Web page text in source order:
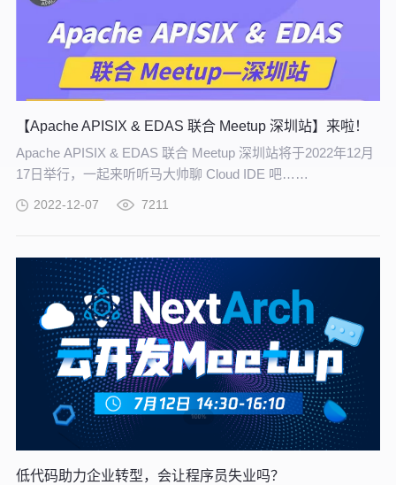
【Apache APISIX & EDAS 联合 Meetup 深圳站】来啦！
Apache APISIX & EDAS 联合 Meetup 深圳站将于2022年12月
17日举行，一起来听听马大帅聊 Cloud IDE 吧……
2022-12-07 7211
低代码助力企业转型，会让程序员失业吗？